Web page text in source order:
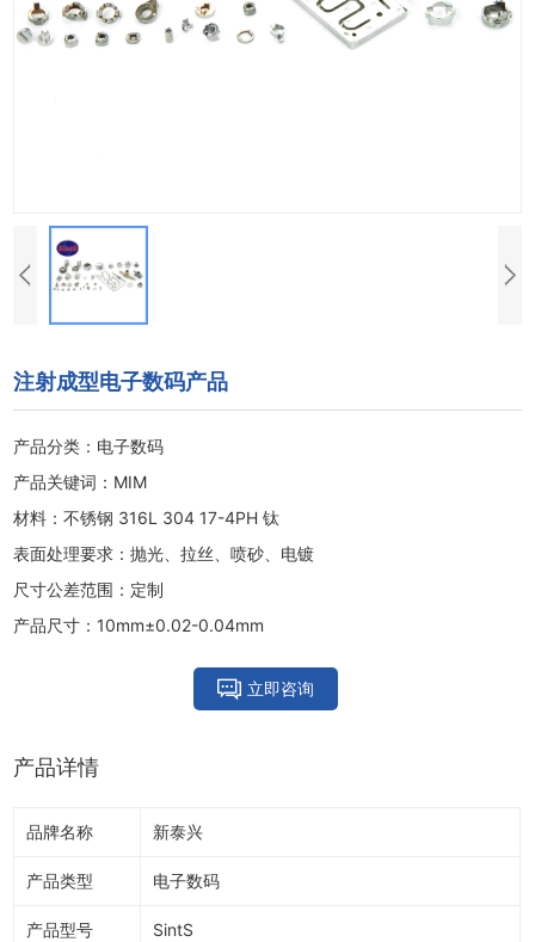
注射成型电子数码产品
产品分类：电子数码
产品关键词：MIM
材料：不锈钢 316L 304 17-4PH 钛
表面处理要求：抛光、拉丝、喷砂、电镀
尺寸公差范围：定制
产品尺寸：10mm±0.02-0.04mm
立即咨询
产品详情
品牌名称 新泰兴
产品类型 电子数码
产品型号 SintS